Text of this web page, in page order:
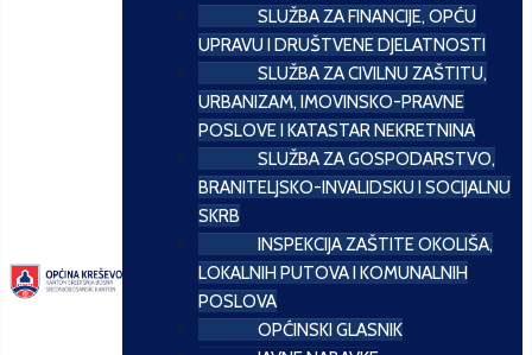
SLUŽBA ZA FINANCIJE, OPĆU
UPRAVU I DRUŠTVENE DJELATNOSTI
SLUŽBA ZA CIVILNU ZAŠTITU,
URBANIZAM, IMOVINSKO-PRAVNE
POSLOVE I KATASTAR NEKRETNINA
SLUŽBA ZA GOSPODARSTVO,
BRANITELJSKO-INVALIDSKU I SOCIJALNU
SKRB
INSPEKCIJA ZAŠTITE OKOLIŠA,
LOKALNIH PUTOVA I KOMUNALNIH
POSLOVA
OPĆINSKI GLASNIK